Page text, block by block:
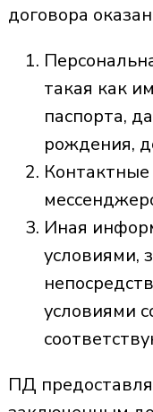
договора
такая как
паспорта,
рождения,
Иная
условиями,
условиями
ПД